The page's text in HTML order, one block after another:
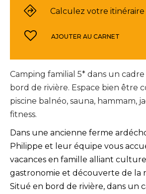
Camping familial 5* dans un
bord de rivière. Espace bien être
piscine balnéo, sauna, hammam,
fitness.
Dans une ancienne ferme
Philippe et leur équipe vous
vacances en famille alliant
gastronomie et découverte de la
Situé en bord de rivière, dans un
Calculez votre itinéraire
AJOUTER AU CARNET